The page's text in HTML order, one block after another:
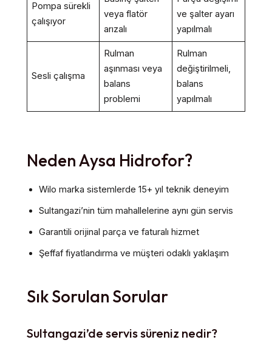
Pompa sürekli
çalışıyor
veya flatör
arızalı
ve şalter ayarı
yapılmalı
Sesli çalışma
Rulman
aşınması veya
balans
problemi
Rulman
değiştirilmeli,
balans
yapılmalı
Neden Aysa Hidrofor?
Wilo marka sistemlerde 15+ yıl teknik deneyim
Sultangazi’nin tüm mahallelerine aynı gün servis
Garantili orijinal parça ve faturalı hizmet
Şeffaf fiyatlandırma ve müşteri odaklı yaklaşım
Sık Sorulan Sorular
Sultangazi’de servis süreniz nedir?